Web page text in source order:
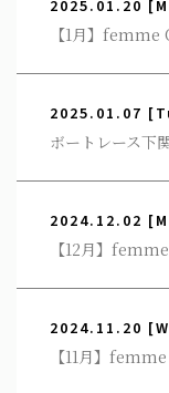
2025.01.20
【1月】femme
2025.01.07
ボートレース下
2024.12.02
【12月】
2024.11.20
【11月】